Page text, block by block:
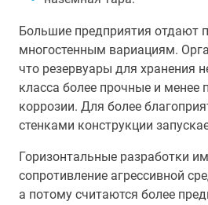
Большие предприятия отдают
многостенным вариациям.
что резервуары для хранения
класса более прочные и менее
коррозии. Для более
стенками конструкции
Горизонтальные разработки
сопротивление агрессивной
а потому считаются более